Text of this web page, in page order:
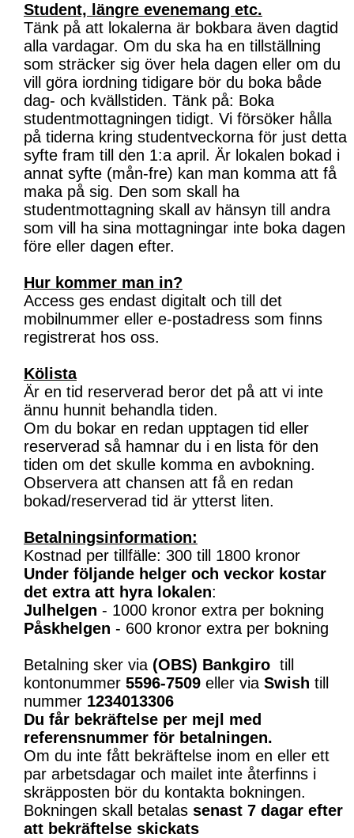
Student, längre evenemang etc.
Tänk på att lokalerna är bokbara även dagtid
alla vardagar. Om du ska ha en tillställning
som sträcker sig över hela dagen eller om du
vill göra iordning tidigare bör du boka både
dag- och kvällstiden. Tänk på: Boka
studentmottagningen tidigt. Vi försöker hålla
på tiderna kring studentveckorna för just detta
syfte fram till den 1:a april. Är lokalen bokad i
annat syfte (mån-fre) kan man komma att få
maka på sig. Den som skall ha
studentmottagning skall av hänsyn till andra
som vill ha sina mottagningar inte boka dagen
före eller dagen efter.
Hur kommer man in?
Access ges endast digitalt och till det
mobilnummer eller e-postadress som finns
registrerat hos oss.
Kölista
Är en tid reserverad beror det på att vi inte
ännu hunnit behandla tiden.
Om du bokar en redan upptagen tid eller
reserverad så hamnar du i en lista för den
tiden om det skulle komma en avbokning.
Observera att chansen att få en redan
bokad/reserverad tid är ytterst liten.
Betalningsinformation:
Kostnad per tillfälle: 300 till 1800 kronor
Under följande helger och veckor kostar
det extra att hyra lokalen:
Julhelgen - 1000 kronor extra per bokning
Påskhelgen - 600 kronor extra per bokning
Betalning sker via (OBS) Bankgiro till
kontonummer 5596-7509 eller via Swish till
nummer 1234013306
Du får bekräftelse per mejl med
referensnummer för betalningen.
Om du inte fått bekräftelse inom en eller ett
par arbetsdagar och mailet inte återfinns i
skräpposten bör du kontakta bokningen.
Bokningen skall betalas senast 7 dagar efter
att bekräftelse skickats